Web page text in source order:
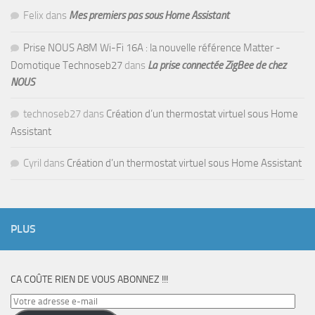
Felix dans Mes premiers pas sous Home Assistant
Prise NOUS A8M Wi-Fi 16A : la nouvelle référence Matter -
Domotique Technoseb27 dans La prise connectée ZigBee de chez
NOUS
technoseb27 dans Création d’un thermostat virtuel sous Home
Assistant
Cyril dans Création d’un thermostat virtuel sous Home Assistant
PLUS
CA COÛTE RIEN DE VOUS ABONNEZ !!!
Votre